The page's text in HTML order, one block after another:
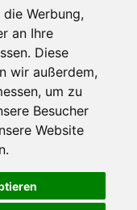
Werbung,
an Ihre
Diese
wir außerdem,
um zu
Besucher
Website